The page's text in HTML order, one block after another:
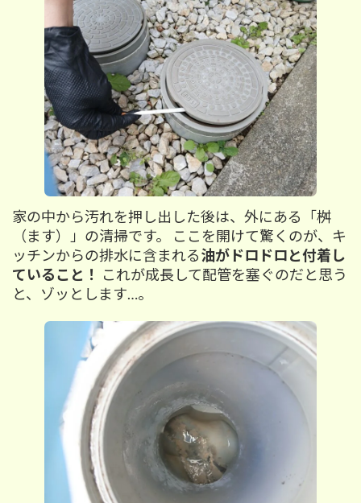
家の中から汚れを押し出した後は、外にある「桝
（ます）」の清掃です。 ここを開けて驚くのが、キ
ッチンからの排水に含まれる油がドロドロと付着し
ていること！
これが成長して配管を塞ぐのだと思う
と、ゾッとします…。